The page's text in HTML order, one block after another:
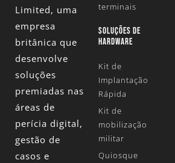
Limited, uma
empresa
britânica que
desenvolve
soluções
premiadas nas
áreas de
perícia digital,
gestão de
casos e
terminais
SOLUÇÕES DE
HARDWARE
Kit de
Implantação
Rápida
Kit de
mobilização
militar
Quiosque